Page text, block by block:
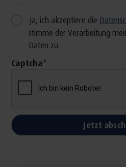
Ja, ich akzeptiere die
stimme der Verarbeitung
Daten zu.
Captcha*